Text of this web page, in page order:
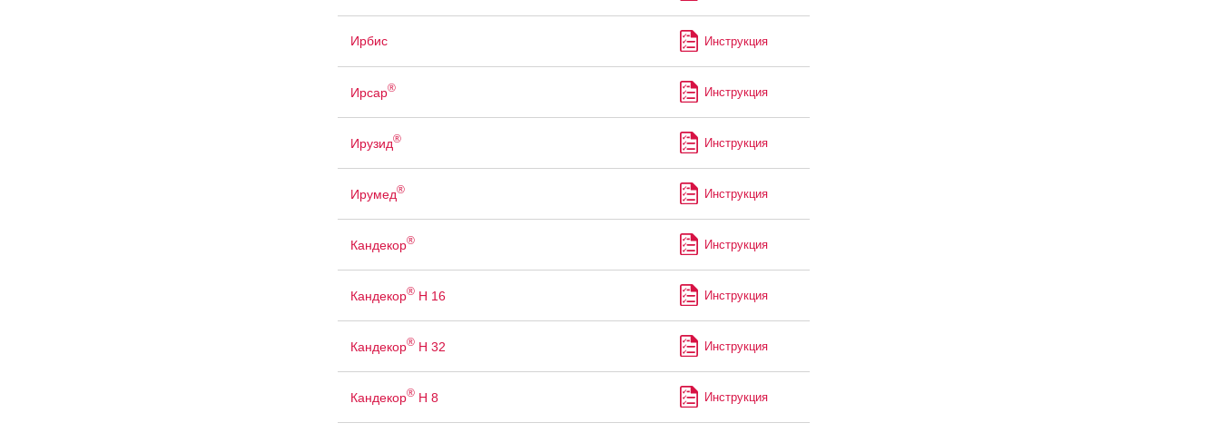
Ирбис Инструкция
Ирсар® Инструкция
Ирузид® Инструкция
Ирумед® Инструкция
Кандекор® Инструкция
Кандекор®H 16 Инструкция
Кандекор®H 32 Инструкция
Кандекор®H 8 Инструкция